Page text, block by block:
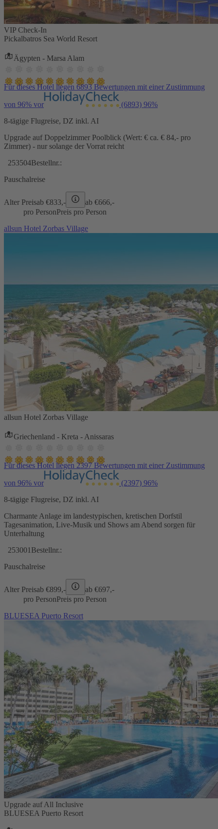
VIP Check-In
Pickalbatros Sea World Resort
Ägypten - Marsa Alam
Für dieses Hotel liegen 6893 Bewertungen mit einer Zustimmung
von 96% vor (6893) 96%
8-tägige Flugreise, DZ inkl. AI
Upgrade auf Doppelzimmer Poolblick (Wert: € ca. € 84,- pro
Zimmer) - nur solange der Vorrat reicht
253504Bestellnr.:
Pauschalreise
Alter Preisab €833,- ab €666,-
pro PersonPreis pro Person
allsun Hotel Zorbas Village
allsun Hotel Zorbas Village
Griechenland - Kreta - Anissaras
Für dieses Hotel liegen 2397 Bewertungen mit einer Zustimmung
von 96% vor (2397) 96%
8-tägige Flugreise, DZ inkl. AI
Charmante Anlage im landestypischen, kretischen Dorfstil
Tagesanimation, Live-Musik und Shows am Abend sorgen für
Unterhaltung
253001 Bestellnr.:
Pauschalreise
Alter Preisab €899,- ab €697,-
pro PersonPreis pro Person
BLUESEA Puerto Resort
Upgrade auf All Inclusive
BLUESEA Puerto Resort